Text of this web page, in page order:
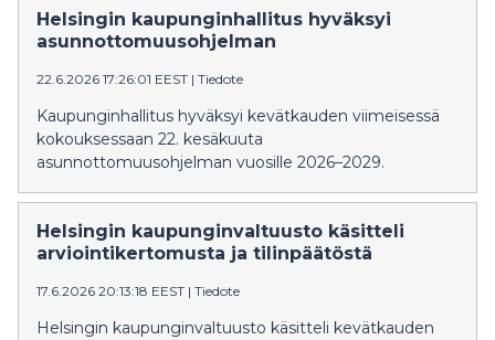
elinkeinojaosto käsitteli maahanmuuton ja
kotoutumisen kehitysohjelmaa ja matkailun ja
tapahtumien kehitysohjelmaa.
Helsingin kaupunginhallitus hyväksyi
asunnottomuusohjelman
22.6.2026 17:26:01 EEST | Tiedote
Kaupunginhallitus hyväksyi kevätkauden viimeisessä
kokouksessaan 22. kesäkuuta
asunnottomuusohjelman vuosille 2026–2029.
Helsingin kaupunginvaltuusto käsitteli
arviointikertomusta ja tilinpäätöstä
17.6.2026 20:13:18 EEST | Tiedote
Helsingin kaupunginvaltuusto käsitteli kevätkauden